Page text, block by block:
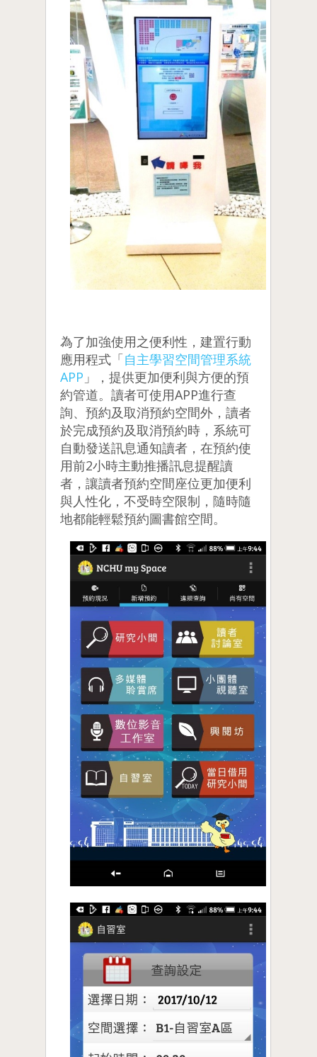
為了加強使用之便利性，建置行動
應用程式「自主學習空間管理系統
APP 」，提供更加便利與方便的預
約管道。讀者可使用APP進行查
詢、預約及取消預約空間外，讀者
於完成預約及取消預約時，系統可
自動發送訊息通知讀者，在預約使
用前2小時主動推播訊息提醒讀
者，讓讀者預約空間座位更加便利
與人性化，不受時空限制，隨時隨
地都能輕鬆預約圖書館空間。